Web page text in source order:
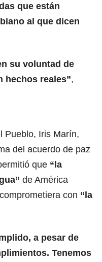
que están
al que dicen
su voluntad de
hechos reales”,
Pueblo, Iris Marín,
del acuerdo de paz
que “la
de América
con “la
a pesar de
Tenemos